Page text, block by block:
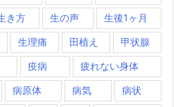
き方 生の声 生後1ヶ月
生理痛 田植え 甲状腺
疫病 疲れない身体
病原体 病気 病状